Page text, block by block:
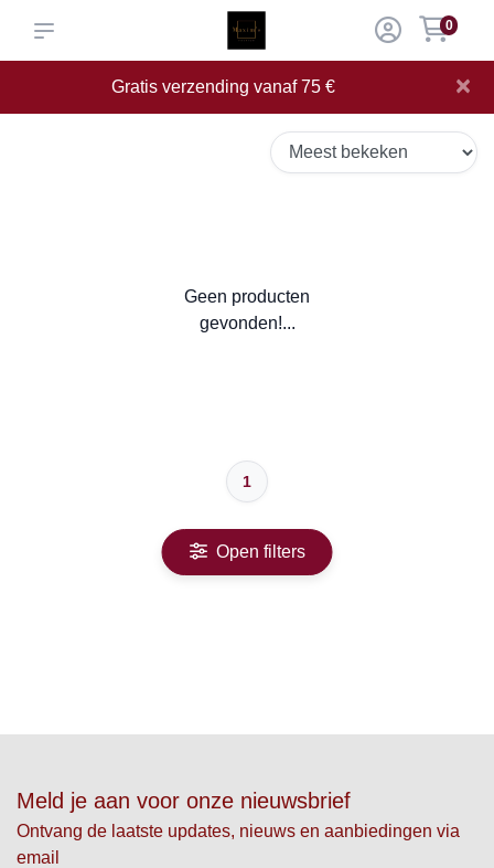
0
Gratis verzending vanaf 75 € ×
Geen producten
gevonden!...
1
Open filters
Meld je aan voor onze nieuwsbrief
Ontvang de laatste updates, nieuws en aanbiedingen via
email